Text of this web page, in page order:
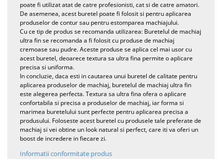
poate fi utilizat atat de catre profesionisti, cat si de catre amatori.
De asemenea, acest buretel poate fi folosit si pentru aplicarea
produselor de contur sau pentru estomparea machiajului.
Cu ce tip de produs se recomanda utilizarea: Buretelul de machiaj
ultra fin se recomanda a fi folosit cu produse de machiaj
cremoase sau pudre. Aceste produse se aplica cel mai usor cu
acest buretel, deoarece textura sa ultra fina permite o aplicare
precisa si uniforma.
In concluzie, daca esti in cautarea unui buretel de calitate pentru
aplicarea produselor de machiaj, buretelul de machiaj ultra fin
este alegerea perfecta. Textura sa ultra fina ofera o aplicare
confortabila si precisa a produselor de machiaj, iar forma si
marimea buretelului sunt perfecte pentru aplicarea precisa a
produsului. Foloseste acest buretel cu produsele tale preferate de
machiaj si vei obtine un look natural si perfect, care iti va oferi un
boost de incredere in fiecare zi.
Informatii conformitate produs